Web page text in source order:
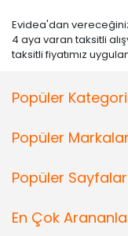
Evidea'dan
4 aya varan taksitli
taksitli fiyatımız
Popüler
Popüler Markalar
Popüler Sayfalar
En Çok